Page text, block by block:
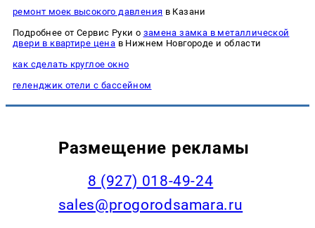
ремонт моек высокого давления в Казани
Подробнее от Сервис Руки о замена замка в металлической
двери в квартире цена в Нижнем Новгороде и области
как сделать круглое окно
геленджик отели с бассейном
Размещение рекламы
8 (927) 018-49-24
sales@progorodsamara.ru